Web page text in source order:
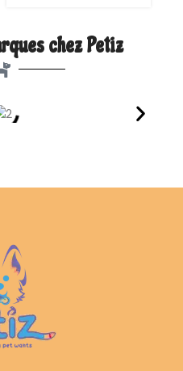
Thon, Cabillaud, Plie)
chez Petiz